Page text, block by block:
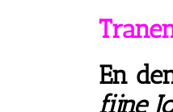
En
fijne